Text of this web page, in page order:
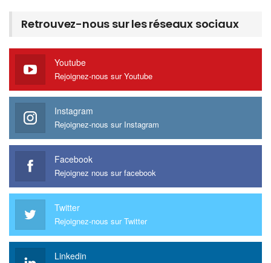
Retrouvez-nous sur les réseaux sociaux
Youtube
Rejoignez-nous sur Youtube
Instagram
Rejoignez-nous sur Instagram
Facebook
Rejoignez nous sur facebook
Twitter
Rejoignez-nous sur Twitter
Linkedin